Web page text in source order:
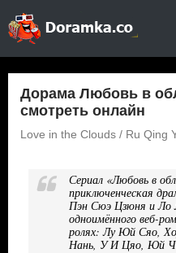
Дорама Любовь в
смотреть онлайн
Love in the Clouds / Ru Qing
Сериал «Любовь в
приключенческая
Пэн Сюэ Цзюня и Ло
одноимённого веб-
ролях: Лу Юй Сяо,
Нань, У И Цяо, Юй